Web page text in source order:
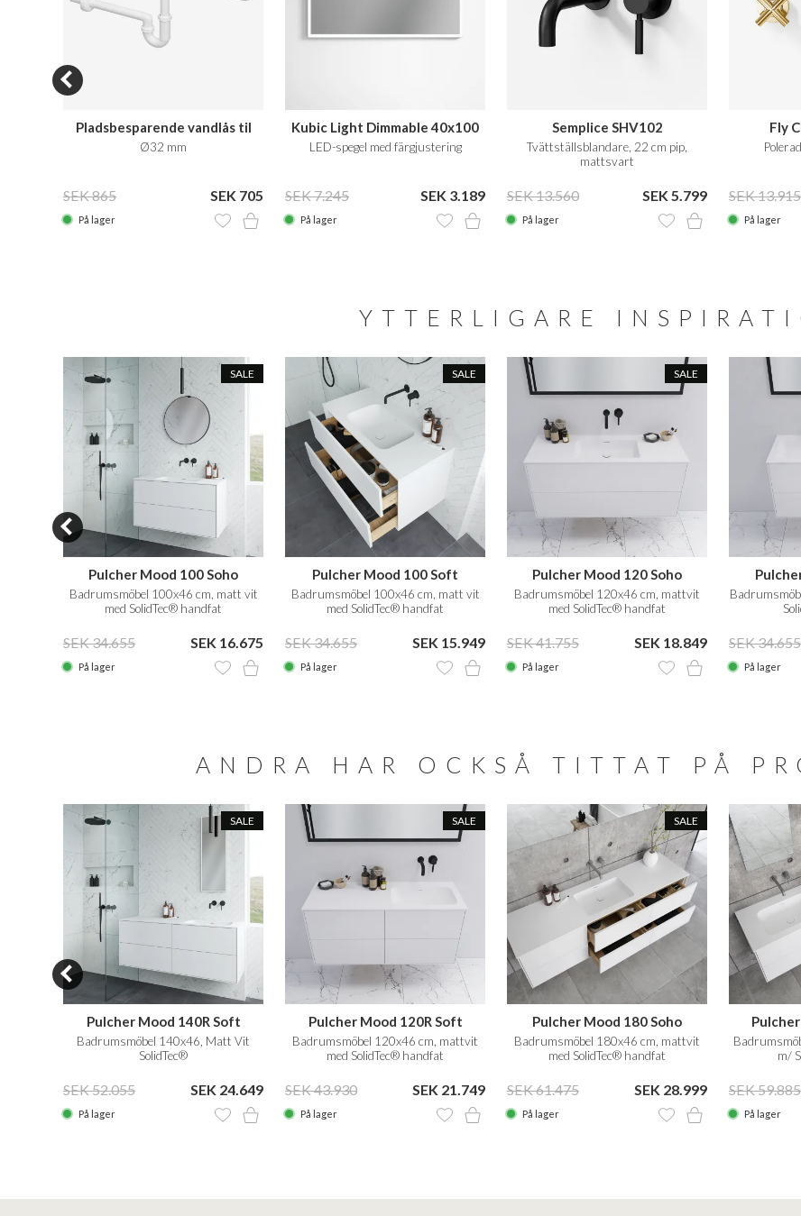
Pladsbesparende vandlås til
badmøbler
Ø32 mm
SEK 865 SEK 705
På lager
Kubic Light Dimmable 40x100
LED-spegel med färgjustering
SEK 7.245 SEK 3.189
På lager
Semplice SHV102
Tvättställsblandare, 22 cm pip,
mattsvart
SEK 13.560 SEK 5.799
På lager
Fly
SEK 13.915
På lager
YTTERLIGARE
SALE
Pulcher Mood 100 Soho
Badrumsmöbel 100x46 cm, matt vit
med SolidTec® handfat
SEK 34.655 SEK 16.675
På lager
SALE
Pulcher Mood 100 Soft
Badrumsmöbel 100x46 cm, matt vit
med SolidTec® handfat
SEK 34.655 SEK 15.949
På lager
SALE
Pulcher Mood 120 Soho
Badrumsmöbel 120x46 cm, mattvit
med SolidTec® handfat
SEK 41.755 SEK 18.849
På lager
SEK 34.655
På lager
ANDRA HAR OCKSÅ TITTAT PÅ
SALE
Pulcher Mood 140R Soft
Badrumsmöbel 140x46, Matt Vit
SolidTec®
SEK 52.055 SEK 24.649
På lager
SALE
Pulcher Mood 120R Soft
Badrumsmöbel 120x46 cm, mattvit
med SolidTec® handfat
SEK 43.930 SEK 21.749
På lager
SALE
Pulcher Mood 180 Soho
Badrumsmöbel 180x46 cm, mattvit
med SolidTec® handfat
SEK 61.475 SEK 28.999
På lager
m/
SEK 59.885
På lager